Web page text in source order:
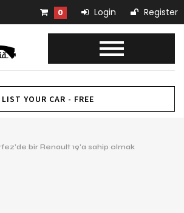
0 Login Register
LIST YOUR CAR - FREE
bir Renault 19’a sahip olmak